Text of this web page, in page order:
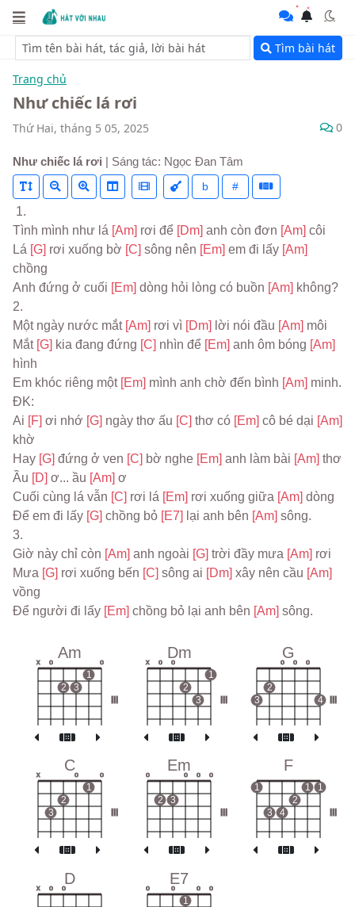
Tìm bài hát
Trang chủ
Như chiếc lá rơi
Thứ Hai, tháng 5 05, 2025 0
Như chiếc lá rơi | Sáng tác: Ngọc Đan Tâm
b #
1.
Tình mình như lá [Am] rơi để [Dm] anh còn đơn [Am] côi
Lá [G] rơi xuống bờ [C] sông nên [Em] em đi lấy
chồng
Anh đứng ở cuối [Em] dòng hỏi lòng có buồn [Am] không?
2.
Một ngày nước mắt [Am] rơi vì [Dm] lời nói đầu [Am] môi
Mắt [G] kia đang đứng [C] nhìn để [Em] anh ôm bóng
hình
Em khóc riêng một [Em] mình anh chờ đến bình [Am] minh.
ĐK:
Ai [F] ơi nhớ [G] ngày thơ ấu [C] thơ có [Em] cô bé dại
khờ
Hay [G] đứng ở ven [C] bờ nghe [Em] anh làm bài [Am] thơ
Ầu [D] ơ... ầu [Am] ơ
Cuối cùng lá vẫn [C] rơi lá [Em] rơi xuống giữa [Am] dòng
Để em đi lấy [G] chồng bỏ [E7] lại anh bên [Am] sông.
3.
Giờ này chỉ còn [Am] anh ngoài [G] trời đầy mưa [Am] rơi
Mưa [G] rơi xuống bến [C] sông ai [Dm] xây nên cầu
vồng
Để người đi lấy [Em] chồng bỏ lại anh bên [Am] sông.
Am
x o
2 3
1
o
Dm
x o o
2
3
1
G
3
2
o o o
4
C
x
3
2
o
1
o
Em
o
2 3
o o o
F
1
3 4
2
1 1
D
x o o
E7
o o
1
o o